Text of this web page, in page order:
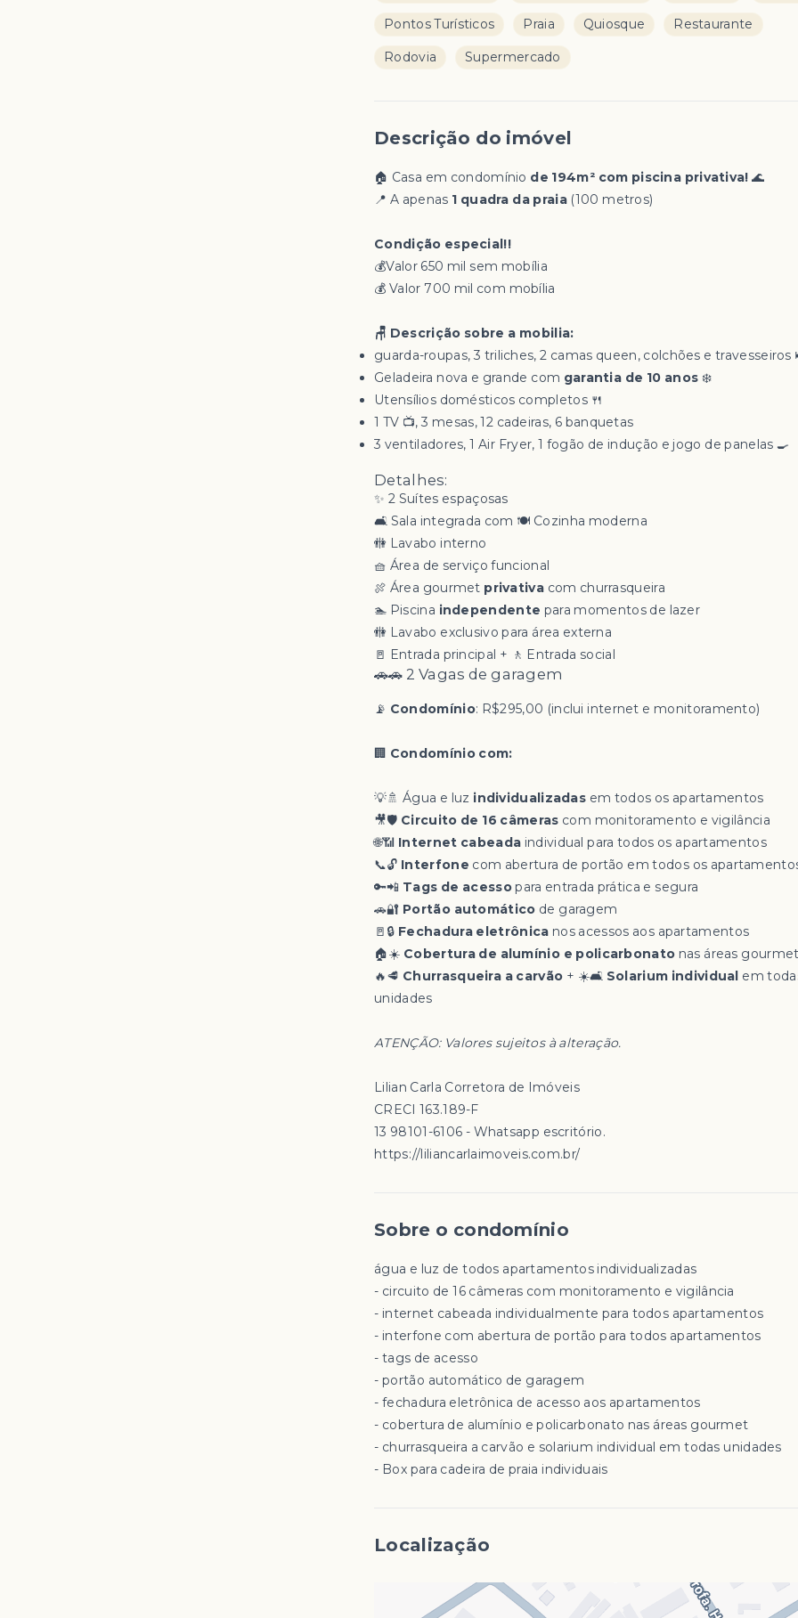
Pontos Turísticos Praia Quiosque Restaurante
Rodovia Supermercado
Descrição do imóvel
🏠 Casa em condomínio de 194m² com piscina privativa! 🌊
📍 A apenas 1 quadra da praia(100 metros)
Condição especial!!
💰Valor 650 mil sem mobília
💰 ⁠Valor 700 mil com mobília
🪑 Descrição sobre a mobilia:
guarda-roupas, 3 triliches, 2 camas queen, colchões e
Geladeira nova e grande com garantia de 10 anos ❄️
Utensílios domésticos completos 🍴
1 TV 📺, 3 mesas, 12 cadeiras, 6 banquetas
3 ventiladores, 1 Air Fryer, 1 fogão de indução e jogo de panelas 🍳
Detalhes:
✨ 2 Suítes espaçosas
🛋️ Sala integrada com 🍽️ Cozinha moderna
🚻 Lavabo interno
🧺 Área de serviço funcional
🍖 Área gourmet privativacom churrasqueira
🏊 Piscina independente para momentos de lazer
🚻 Lavabo exclusivo para área externa
🚪 Entrada principal + 🚶 Entrada social
🚗🚗 2 Vagas de garagem
📡 Condomínio: R$295,00 (inclui internet e monitoramento)
🏢 Condomínio com:
💡🚿 Água e luz individualizadas em todos os apartamentos
🎥🛡️ Circuito de 16 câmeras com monitoramento e vigilância
🌐📶 Internet cabeada individual para todos os apartamentos
📞🔓 Interfone com abertura de portão em todos os
🔑📲 Tags de acessopara entrada prática e segura
🚗🔐 Portão automático de garagem
🚪🔒 Fechadura eletrônica nos acessos aos apartamentos
🏠☀️ Cobertura de alumínio e policarbonato nas áreas
🔥🥩 Churrasqueira a carvão + ☀️🛋️ Solarium individual em
unidades
ATENÇÃO: Valores sujeitos à alteração.
Lilian Carla Corretora de Imóveis
CRECI 163.189-F
13 98101-6106 - Whatsapp escritório.
https://liliancarlaimoveis.com.br/
Sobre o condomínio
água e luz de todos apartamentos individualizadas
- ⁠circuito de 16 câmeras com monitoramento e vigilância
- ⁠internet cabeada individualmente para todos apartamentos
- ⁠interfone com abertura de portão para todos apartamentos
- ⁠tags de acesso
- ⁠portão automático de garagem
- ⁠fechadura eletrônica de acesso aos apartamentos
- ⁠cobertura de alumínio e policarbonato nas áreas gourmet
- ⁠churrasqueira a carvão e solarium individual em todas unidades
- ⁠Box para cadeira de praia individuais
Localização